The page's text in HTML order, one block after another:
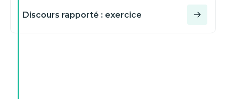
Discours rapporté : exercice